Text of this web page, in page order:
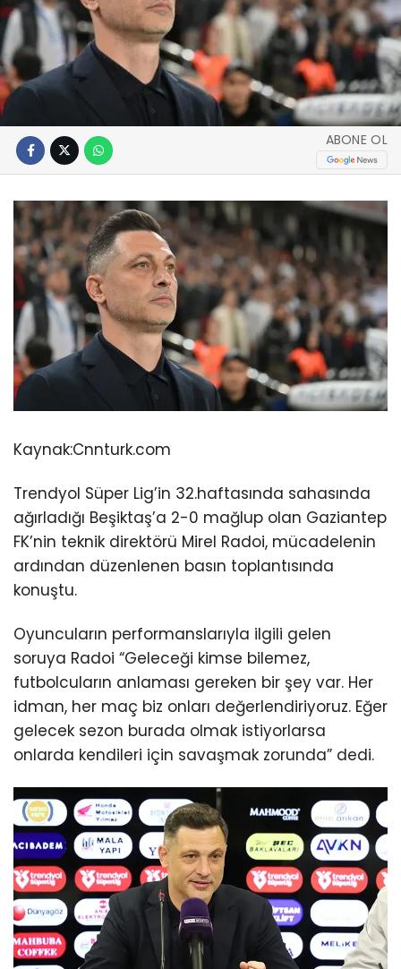
ABONE OL
Kaynak:Cnnturk.com
Trendyol Süper Lig’in 32.haftasında sahasında
ağırladığı Beşiktaş’a 2-0 mağlup olan Gaziantep
FK’nin teknik direktörü Mirel Radoi, mücadelenin
ardından düzenlenen basın toplantısında
konuştu.
Oyuncuların performanslarıyla ilgili gelen
soruya Radoi “Geleceği kimse bilemez,
futbolcuların anlaması gereken bir şey var. Her
idman, her maç biz onları değerlendiriyoruz. Eğer
gelecek sezon burada olmak istiyorlarsa
onlarda kendileri için savaşmak zorunda” dedi.